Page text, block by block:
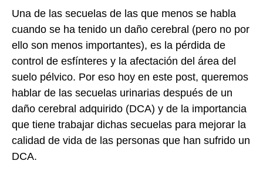
Una de las secuelas de las que menos se habla
cuando se ha tenido un daño cerebral (pero no por
ello son menos importantes), es la pérdida de
control de esfínteres y la afectación del área del
suelo pélvico. Por eso hoy en este post, queremos
hablar de las secuelas urinarias después de un
daño cerebral adquirido (DCA) y de la importancia
que tiene trabajar dichas secuelas para mejorar la
calidad de vida de las personas que han sufrido un
DCA.